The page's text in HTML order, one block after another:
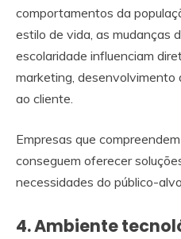
comportamentos da
estilo de vida, as mudanças
escolaridade influenciam
marketing,
ao cliente.
Empresas que
conseguem oferecer
necessidades do público-
4. Ambiente